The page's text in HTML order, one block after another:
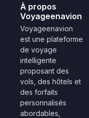
À propos
Voyageenavion
Voyageenavion
est une plateforme
de voyage
intelligente
proposant des
vols, des hôtels et
des forfaits
personnalisés
abordables,